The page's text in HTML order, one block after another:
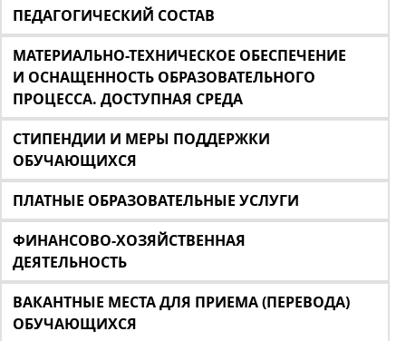
ПЕДАГОГИЧЕСКИЙ СОСТАВ
МАТЕРИАЛЬНО-ТЕХНИЧЕСКОЕ ОБЕСПЕЧЕНИЕ
И ОСНАЩЕННОСТЬ ОБРАЗОВАТЕЛЬНОГО
ПРОЦЕССА. ДОСТУПНАЯ СРЕДА
СТИПЕНДИИ И МЕРЫ ПОДДЕРЖКИ
ОБУЧАЮЩИХСЯ
ПЛАТНЫЕ ОБРАЗОВАТЕЛЬНЫЕ УСЛУГИ
ФИНАНСОВО-ХОЗЯЙСТВЕННАЯ
ДЕЯТЕЛЬНОСТЬ
ВАКАНТНЫЕ МЕСТА ДЛЯ ПРИЕМА (ПЕРЕВОДА)
ОБУЧАЮЩИХСЯ